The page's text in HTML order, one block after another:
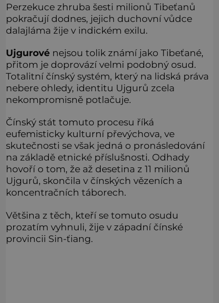
Perzekuce zhruba šesti milionů Tibeťanů
pokračují dodnes, jejich duchovní vůdce
dalajláma žije v indickém exilu.
Ujgurové nejsou tolik známí jako Tibeťané,
přitom je doprovází velmi podobný osud.
Totalitní čínský systém, který na lidská práva
nebere ohledy, identitu Ujgurů zcela
nekompromisně potlačuje.
Čínský stát tomuto procesu říká
eufemisticky kulturní převýchova, ve
skutečnosti se však jedná o pronásledování
na základě etnické příslušnosti. Odhady
hovoří o tom, že až desetina z 11 milionů
Ujgurů, skončila v čínských vězeních a
koncentračních táborech.
Většina z těch, kteří se tomuto osudu
prozatím vyhnuli, žije v západní čínské
provincii Sin-ťiang.